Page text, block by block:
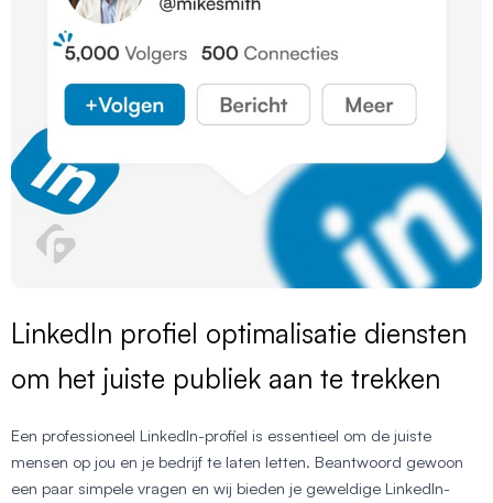
LinkedIn profiel optimalisatie diensten
om het juiste publiek aan te trekken
Een professioneel LinkedIn-profiel is essentieel om de juiste
mensen op jou en je bedrijf te laten letten. Beantwoord gewoon
een paar simpele vragen en wij bieden je geweldige LinkedIn-